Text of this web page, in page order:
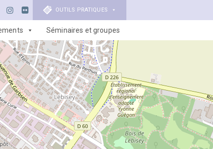
OUTILS PRATIQUES
Séminaires et groupes